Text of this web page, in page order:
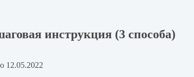
инструкция (3 способа)
12.05.2022